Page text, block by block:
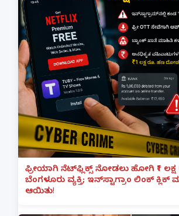
ಫ್ರೀಯಾಗಿ ನೆಟ್‌ಫ್ಲಿಕ್ಸ್ ನೋಡಲು ಹೋಗಿ ₹1
ಬೆಂಗಳೂರು ವ್ಯಕ್ತಿ; ಇನ್‌ಸ್ಟಾಗ್ರಾಂ ಲಿಂಕ್ ಕ್ಲಿಕ್
ಆಯಿತು!